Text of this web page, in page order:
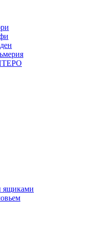
ящиками